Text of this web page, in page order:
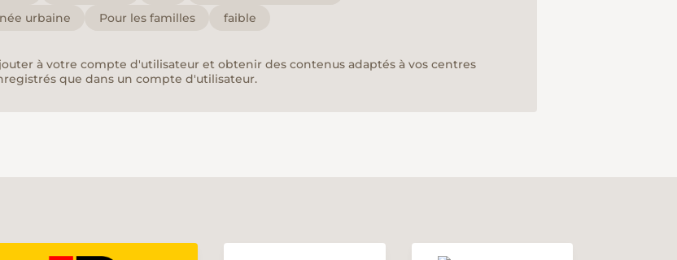
urbaine Pour les familles faible
à votre compte d'utilisateur et obtenir des contenus adaptés à vos centres
que dans un compte d'utilisateur.